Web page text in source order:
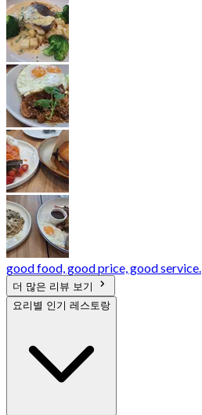
good food, good price, good service.
더 많은 리뷰 보기
요리별 인기 레스토랑